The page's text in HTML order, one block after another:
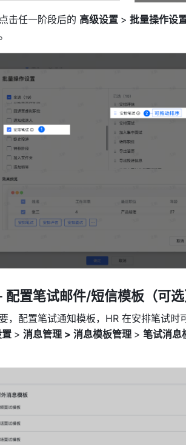
击任一阶段后的 高级设置 > 批量操作设
置笔试邮件/短信模板（可选
，配置笔试通知模板，HR 在安排笔试时
> 消息管理 > 消息模板管理 > 笔试消息